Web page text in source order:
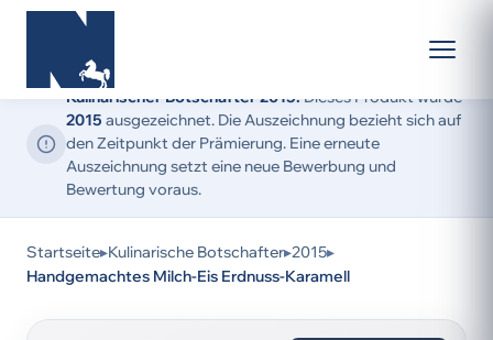
Kulinarischer Botschafter 2015:Dieses Produkt wurde
2015 ausgezeichnet. Die Auszeichnung bezieht sich auf
den Zeitpunkt der Prämierung. Eine erneute
Auszeichnung setzt eine neue Bewerbung und
Bewertung voraus.
Startseite▸Kulinarische Botschafter▸2015▸
Handgemachtes Milch-Eis Erdnuss-Karamell